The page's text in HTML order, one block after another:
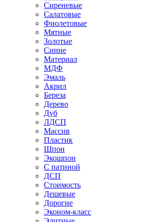
Сиреневые
Салатовые
Фиолетовые
Мятные
Золотые
Синие
Материал
МДФ
Эмаль
Акрил
Береза
Дерево
Дуб
ЛДСП
Массив
Пластик
Шпон
Экошпон
С патиной
ДСП
Стоимость
Дешевые
Дорогие
Эконом-класс